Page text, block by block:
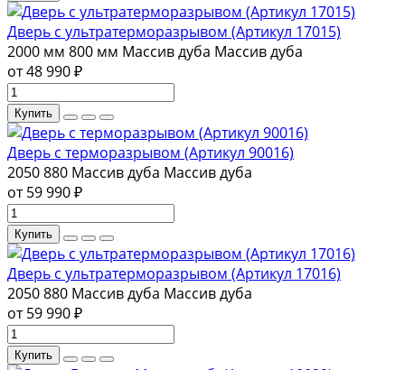
Дверь с ультратерморазрывом (Артикул 17015)
2000 мм 800 мм Массив дуба Массив дуба
от 48 990 ₽
Купить
Дверь с терморазрывом (Артикул 90016)
2050880 Массив дуба Массив дуба
от 59 990 ₽
Купить
Дверь с ультратерморазрывом (Артикул 17016)
2050880 Массив дуба Массив дуба
от 59 990 ₽
Купить